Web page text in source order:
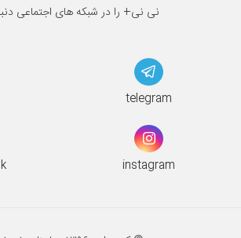
نی نی+ را در شبکه های اجتماعی
telegram
instagram